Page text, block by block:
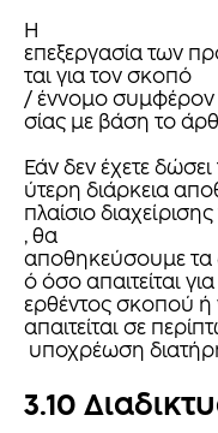
Η
επεξεργασία των
ται για τον σκοπό
/ έννομο συμφέρον
σίας με βάση το
Εάν δεν έχετε
ύτερη διάρκεια
πλαίσιο
, θα
αποθηκεύσουμε τα
ό όσο απαιτείται
ερθέντος σκοπού ή
απαιτείται σε
υποχρέωση
3.10